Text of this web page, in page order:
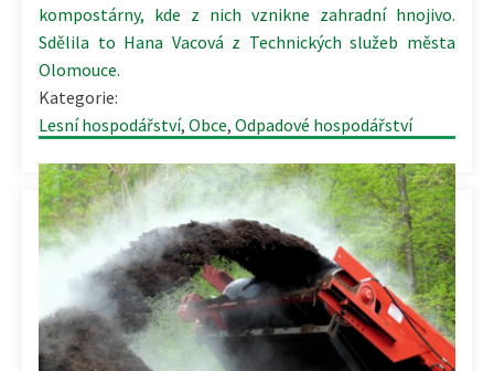
kompostárny, kde z nich vznikne zahradní hnojivo.
Sdělila to Hana Vacová z Technických služeb města
Olomouce.
Kategorie:
Lesní hospodářství, Obce, Odpadové hospodářství